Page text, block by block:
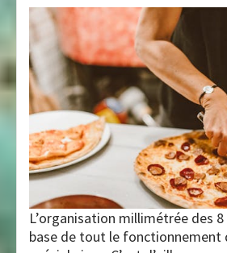
L’organisation millimétrée des
base de tout le fonctionnement